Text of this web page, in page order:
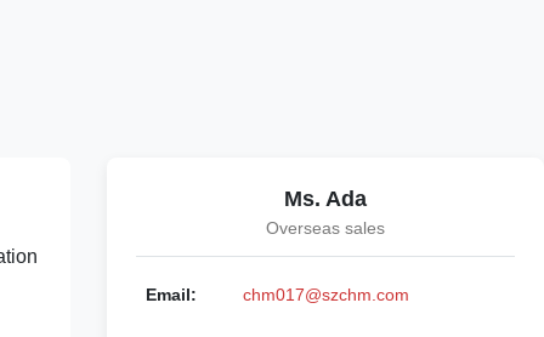
Ms. Ada
Overseas sales
Email: chm017@szchm.com